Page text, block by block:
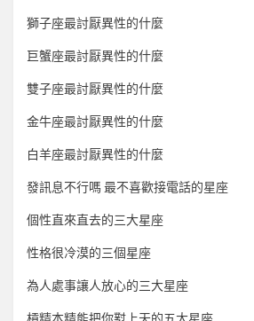
獅子座最討厭異性的什麼
巨蟹座最討厭異性的什麼
雙子座最討厭異性的什麼
金牛座最討厭異性的什麼
白羊座最討厭異性的什麼
發訊息不行嗎 最不喜歡接電話的星座
個性直來直去的三大星座
性格很冷漠的三個星座
為人處事讓人放心的三大星座